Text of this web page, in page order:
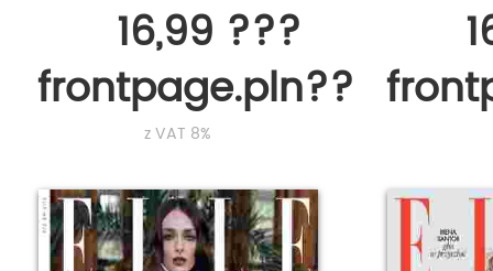
16,99 ???
frontpage.pln???
z VAT 8%